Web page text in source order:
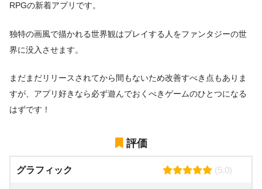
RPGの新着アプリです。
独特の画風で描かれる世界観はプレイする人をファンタジーの世
界に没入させます。
まだまだリリースされてから間もないため改善すべき点もありま
すが、アプリ好きなら必ず遊んでおくべきゲームのひとつになる
はずです！
評価
グラフィック (5.0)